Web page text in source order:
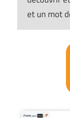
et un mot